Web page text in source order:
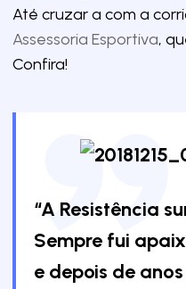
Até cruzar a com a
Assessoria Esportiva,
Confira!
“A Resistência
Sempre fui
e depois de